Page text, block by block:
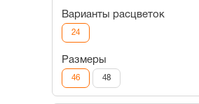
Варианты расцветок
24
Размеры
46 48